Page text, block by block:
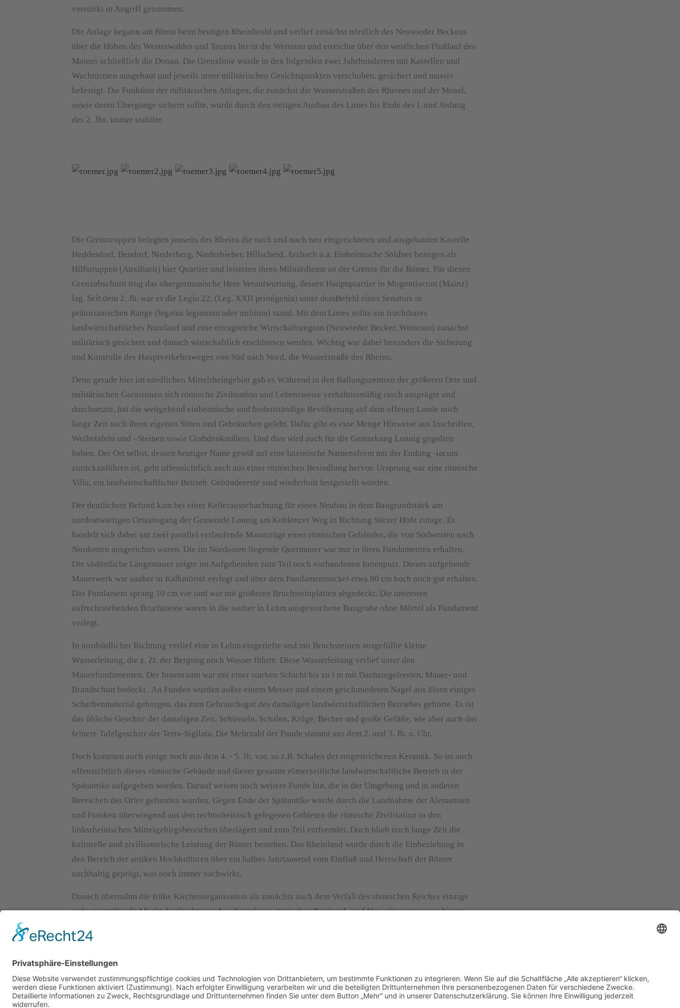
verstärkt in Angriff genommen.
Die Anlage begann am Rhein beim heutigen Rheinbrohl und verlief zunächst nördlich des Neuwieder Beckens
über die Höhen des Westerwaldes und Taunus bis in die Wetterau und erreichte über den westlichen Flußlauf des
Maines schließlich die Donau. Die Grenzlinie wurde in den folgenden zwei Jahrhunderten mit Kastellen und
Wachtürmen ausgebaut und jeweils unter militärischen Gesichtspunkten verschoben, gesichert und massiv
befestigt. Die Funktion der militärischen Anlagen, die zunächst die Wasserstraßen des Rheines und der Mosel,
sowie deren Übergänge sichern sollte, wurde durch den stetigen Ausbau des Limes bis Ende des l. und Anfang
des 2. Jhs. immer stabiler.
Die Grenztruppen belegten jenseits des Rheins die nach und nach neu eingerichteten und ausgebauten Kastelle
Heddesdorf, Bendorf, Niederberg, Niederbieber, Hillscheid, Arzbach u.a. Einheimische Söldner bezogen als
Hilfstruppen (Auxiliarii) hier Quartier und leisteten ihren Militärdienst an der Grenze für die Römer. Für diesen
Grenzabschnitt trug das obergermanische Heer Verantwortung, dessen Hauptquartier in Mogontiacum (Mainz)
lag. Seit dem 2. Jh. war es die Legio 22, (Leg. XXII primigenia) unter demBefehl eines Senators in
prätorianischen Range (legatus legionum oder militum) stand. Mit dem Limes sollte ein fruchtbares
landwirtschaftliches Nutzland und eine ertragreiche Wirtschaftsregion (Neuwieder Becker, Wetterau) zunächst
militärisch gesichert und danach wirtschaftlich erschlossen werden. Wichtig war dabei besonders die Sicherung
und Kontrolle des Hauptverkehrsweges von Süd nach Nord, die Wasserstraße des Rheins.
Denn gerade hier im nördlichen Mittelrheingebiet gab es Während in den Ballungszentren der größeren Orte und
militärischen Garnisonen sich römische Zivilisation und Lebensweise verhältnismäßig rasch ausprägte und
durchsetzte, hat die weitgehend einheimische und bodenständige Bevölkerung auf dem offenen Lande noch
lange Zeit nach ihren eigenen Sitten und Gebräuchen gelebt. Dafür gibt es eine Menge Hinweise aus Inschriften,
Weihetafeln und –Steinen sowie Grabdenkmälern. Und dies wird auch für die Gemarkung Lonnig gegolten
haben. Der Ort selbst, dessen heutiger Name gewiß auf eine lateinische Namensform mit der Endung -iacum
zurückzuführen ist, geht offensichtlich auch aus einer römischen Besiedlung hervor. Ursprung war eine römische
Villa, ein landwirtschaftlicher Betrieb. Gebäudereste sind wiederholt festgestellt worden.
Der deutlichste Befund kam bei einer Kellerausschachtung für einen Neubau in dem Baugrundstück am
nordostwärtigen Ortsausgang der Gemeinde Lonnig am Koblenzer Weg in Richtung Sürzer Höfe zutage. Es
handelt sich dabei um zwei parallel verlaufende Mauerzüge eines römischen Gebäudes, die von Südwesten nach
Nordosten ausgerichtet waren. Die im Nordosten liegende Quermauer war nur in ihren Fundamenten erhalten.
Die südöstliche Längsmauer zeigte im Aufgehenden zum Teil noch vorhandenen Innenputz. Dieses aufgehende
Mauerwerk war sauber in Kalkmörtel verlegt und über dem Fundamentsockel etwa 90 cm hoch noch gut erhalten.
Das Fundament sprang 10 cm vor und war mit größeren Bruchsteinplatten abgedeckt. Die untersten
aufrechtstehenden Bruchsteine waren in die sauber in Lehm ausgestochene Baugrube ohne Mörtel als Fundament
verlegt.
In nordsüdlicher Richtung verlief eine in Lehm eingetiefte und mit Bruchsteinen ausgefüllte kleine
Wasserleitung, die z. Zt. der Bergung noch Wasser führte. Diese Wasserleitung verlief unter den
Mauerfundamenten. Der Innenraum war mit einer starken Schicht bis zu l m mit Dachziegelresten, Mauer- und
Brandschutt bedeckt . An Funden wurden außer einem Messer und einem geschmiedeten Nagel aus Eisen einiges
Scherbenmaterial geborgen, das zum Gebrauchsgut des damaligen landwirtschaftlichen Betriebes gehörte. Es ist
das übliche Geschirr der damaligen Zeit, Schüsseln, Schalen, Krüge, Becher und große Gefäße, wie aber auch das
feinere Tafelgeschirr der Terra-Sigilata. Die Mehrzahl der Funde stammt aus dem 2. und 3. Jh. n. Chr.
Doch kommen auch einige noch aus dem 4. - 5. Jh. vor, so z.B. Schalen der rotgestrichenen Keramik. So ist auch
offensichtlich dieses römische Gebäude und dieser gesamte römerzeitliche landwirtschaftliche Betrieb in der
Spätantike aufgegeben worden. Darauf weisen noch weitere Funde hin, die in der Umgebung und in anderen
Bereichen des Ortes gefunden wurden. Gegen Ende der Spätantike wurde durch die Landnahme der Alemannen
und Franken überwiegend aus den rechtsrheinisch gelegenen Gebieten die römische Zivilisation in den
linksrheinischen Mittelgebirgsbereichen überlagert und zum Teil entfremdet. Doch blieb noch lange Zeit die
kulturelle und zivilisatorische Leistung der Römer bestehen. Das Rheinland wurde durch die Einbeziehung in
den Bereich der antiken Hochkulturen über ein halbes Jahrtausend vom Einfluß und Herrschaft der Römer
nachhaltig geprägt, was noch immer nachwirkt.
Danach übernahm die frühe Kirchenorganisation als zunächst nach dem Verfall des römischen Reiches einzige
ordnungsstiftende Macht die Strukturen der ehemaligen römischen Regional- und Verwaltungsgrenzen bis ins
sich die abendländische Geschichte der europäischen Völker aufbaute.